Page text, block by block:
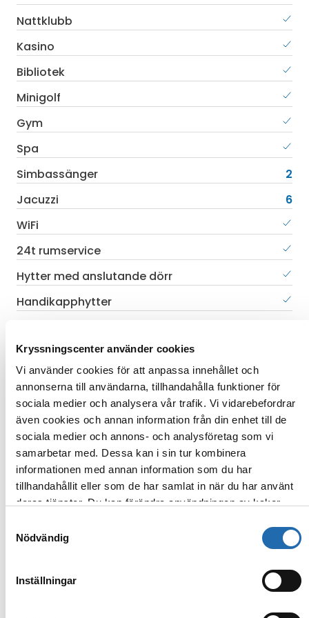
Kryssningscenter använder cookies
Vi använder cookies för att anpassa innehållet och
annonserna till användarna, tillhandahålla funktioner för
sociala medier och analysera vår trafik. Vi vidarebefordrar
även cookies och annan information från din enhet till de
sociala medier och annons- och analysföretag som vi
samarbetar med. Dessa kan i sin tur kombinera
informationen med annan information som du har
tillhandahållit eller som de har samlat in när du har använt
deras tjänster. Du kan förändra användningen av kakor
kakor (cookies)
Nödvändig
Inställningar
Nattklubb
Kasino
Bibliotek
Minigolf
Gym
Spa
Simbassänger
2
Jacuzzi
6
WiFi
24t rumservice
Hytter med anslutande dörr
Handikapphytter
Sviter
Fönstersvit Balkongsvit Penthouse och